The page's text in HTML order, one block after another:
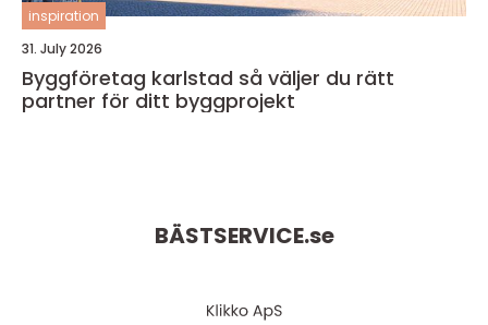
inspiration
31. July 2026
Byggföretag karlstad så väljer du rätt
partner för ditt byggprojekt
BÄSTSERVICE.se